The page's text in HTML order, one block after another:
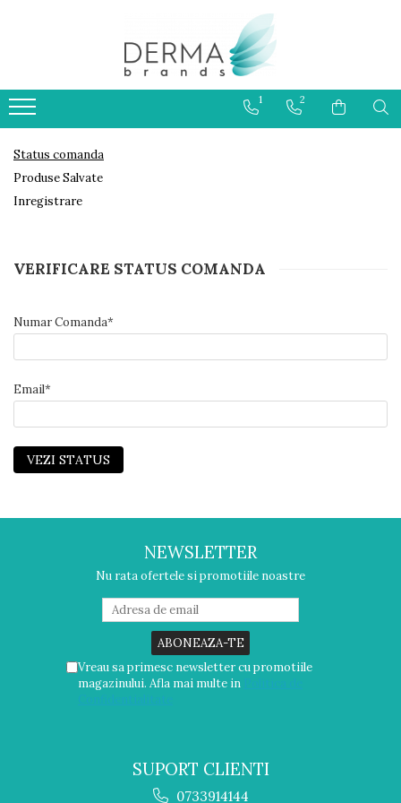
PRODUSE CU PROTECTIE
SOLARA 50+ PENTRU COPII
1 2
Status comanda
Produse Salvate
Inregistrare
VERIFICARE STATUS COMANDA
Numar Comanda*
Email*
VEZI STATUS
NEWSLETTER
Nu rata ofertele si promotiile noastre
Vreau sa primesc newsletter cu promotiile
magazinului. Afla mai multe in
SUPORT CLIENTI
0733914144